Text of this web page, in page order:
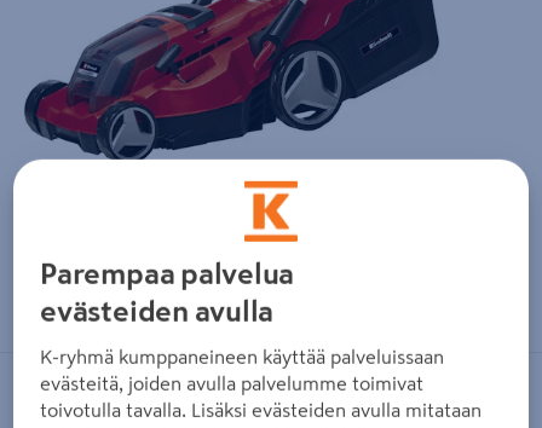
Zoomaa kuvaa sormilla kosketusnäytöllä
Parempaa palvelua
evästeiden avulla
K-ryhmä kumppaneineen käyttää palveluissaan
evästeitä, joiden avulla palvelumme toimivat
toivotulla tavalla. Lisäksi evästeiden avulla mitataan